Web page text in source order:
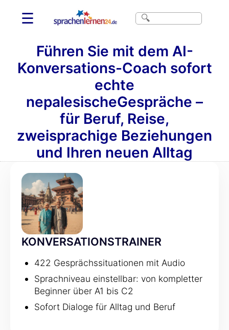
☰
Führen Sie mit dem AI-
Konversations-Coach sofort
echte
nepalesischeGespräche –
für Beruf, Reise,
zweisprachige Beziehungen
und Ihren neuen Alltag
KONVERSATIONSTRAINER
422 Gesprächssituationen mit Audio
Sprachniveau einstellbar: von kompletter
Beginner über A1 bis C2
Sofort Dialoge für Alltag und Beruf